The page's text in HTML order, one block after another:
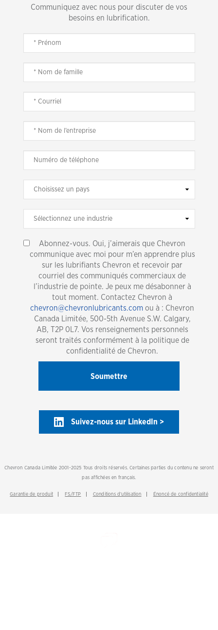
Communiquez avec nous pour discuter de vos
besoins en lubrification.
Abonnez-vous. Oui, j’aimerais que Chevron
communique avec moi pour m’en apprendre plus
sur les lubrifiants Chevron et recevoir par
courriel des communiqués commerciaux de
l’industrie de pointe. Je peux me désabonner à
tout moment. Contactez Chevron à
chevron@chevronlubricants.com ou à : Chevron
Canada Limitée, 500-5th Avenue S.W. Calgary,
AB, T2P 0L7. Vos renseignements personnels
seront traités conformément à la politique de
confidentialité de Chevron.
Suivez-nous sur LinkedIn >
Chevron Canada Limitée 2001-2025 Tous droits réservés. Certaines parties du contenu ne seront
pas affichées en français.
Garantie de produit FS/FTP Conditions d’utilisation Énoncé de confidentialité